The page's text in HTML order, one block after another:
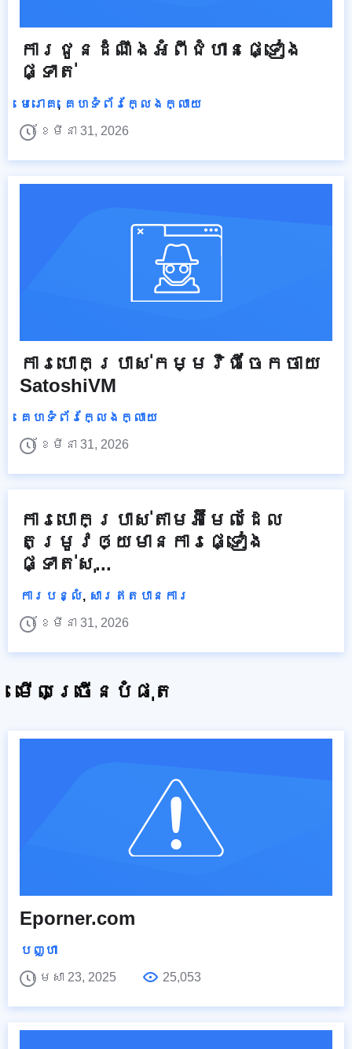
ការជូនដំណឹងអំពីជំហានផ្ទៀង
ផ្ទាត់
មេរោគ, គេហទំព័រក្លែងក្លាយ
ខែមីនា 31, 2026
ការបោកប្រាស់កម្មវិធីចែកចាយ
SatoshiVM
គេហទំព័រក្លែងក្លាយ
ខែមីនា 31, 2026
ការបោកប្រាស់តាមអ៊ីមែលដែល
តម្រូវឲ្យមានការផ្ទៀង
ផ្ទាត់សុ...
ការបន្លំ, សារឥតបានការ
ខែមីនា 31, 2026
មើលច្រើនបំផុត
Eporner.com
បញ្ហា
មេសា 23, 2025
25,053